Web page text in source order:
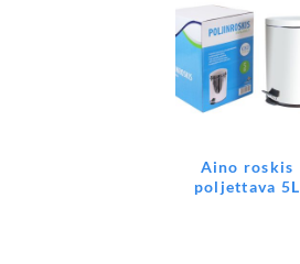
Aino roskis
poljettava 5L